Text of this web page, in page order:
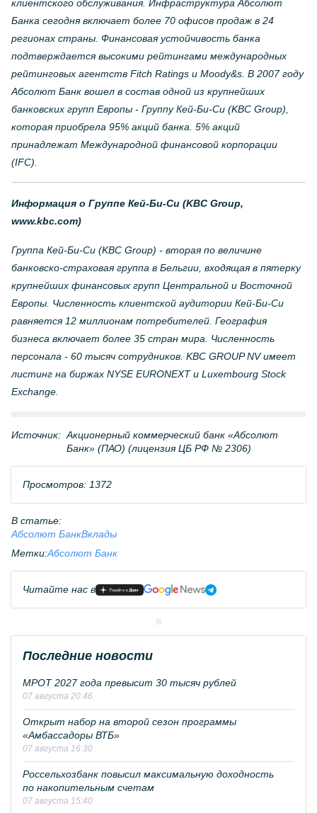
клиентского обслуживания. Инфраструктура Абсолют
Банка сегодня включает более 70 офисов продаж в 24
регионах страны. Финансовая устойчивость банка
подтверждается высокими рейтингами международных
рейтинговых агентств Fitch Ratings и Moody&s. В 2007 году
Абсолют Банк вошел в состав одной из крупнейших
банковских групп Европы - Группу Кей-Би-Си (KBC Group),
которая приобрела 95% акций банка. 5% акций
принадлежат Международной финансовой корпорации
(IFC).
Информация о Группе Кей-Би-Си (KBC Group,
www.kbc.com)
Группа Кей-Би-Си (KBC Group) - вторая по величине
банковско-страховая группа в Бельгии, входящая в пятерку
крупнейших финансовых групп Центральной и Восточной
Европы. Численность клиентской аудитории Кей-Би-Си
равняется 12 миллионам потребителей. География
бизнеса включает более 35 стран мира. Численность
персонала - 60 тысяч сотрудников. KBC GROUP NV имеет
листинг на биржах NYSE EURONEXT и Luxembourg Stock
Exchange.
Источник: Акционерный коммерческий банк «Абсолют
Банк» (ПАО) (лицензия ЦБ РФ № 2306)
Просмотров: 1372
В статье:
Абсолют БанкВклады
Метки:Абсолют Банк
Читайте нас в
Последние новости
МРОТ 2027 года превысит 30 тысяч рублей
07 августа 20:46
Открыт набор на второй сезон программы
«Амбассадоры ВТБ»
07 августа 16:30
Россельхозбанк повысил максимальную доходность
по накопительным счетам
07 августа 15:40